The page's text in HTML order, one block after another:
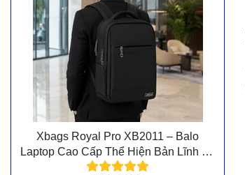
Xbags Royal Pro XB2011 – Balo
Laptop Cao Cấp Thể Hiện Bản Lĩnh Và
Đẳng Cấp Cá Nhân